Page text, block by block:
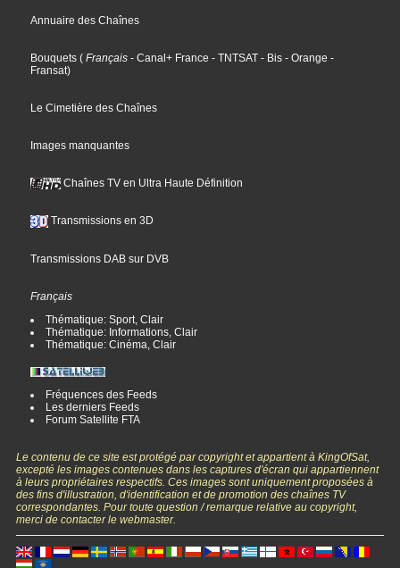
Annuaire des Chaînes
Bouquets ( Français - Canal+ France - TNTSAT - Bis - Orange -
Fransat)
Le Cimetière des Chaînes
Images manquantes
Chaînes TV en Ultra Haute Définition
Transmissions en 3D
Transmissions DAB sur DVB
Français
Thématique: Sport, Clair
Thématique: Informations, Clair
Thématique: Cinéma, Clair
Fréquences des Feeds
Les derniers Feeds
Forum Satellite FTA
Le contenu de ce site est protégé par copyright et appartient à KingOfSat,
excepté les images contenues dans les captures d'écran qui appartiennent
à leurs propriétaires respectifs. Ces images sont uniquement proposées à
des fins d'illustration, d'identification et de promotion des chaînes TV
correspondantes. Pour toute question / remarque relative au copyright,
merci de contacter le webmaster.